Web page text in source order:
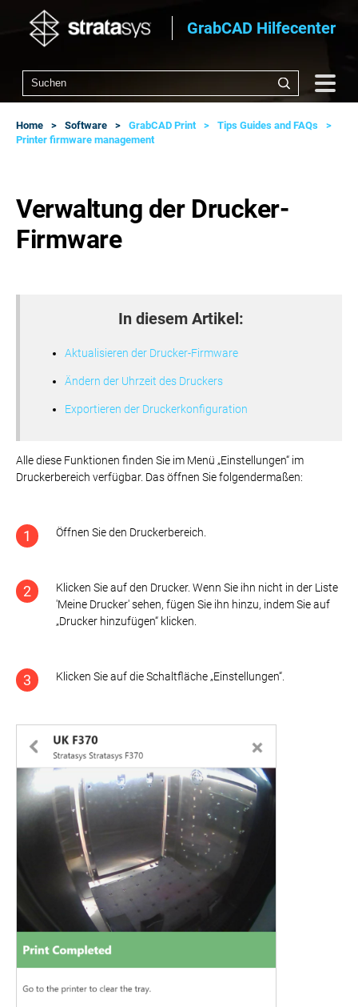
GrabCAD Hilfecenter
Home Software GrabCAD Print
Tips Guides and FAQs
Printer firmware management
Verwaltung der Drucker-
Firmware
In diesem Artikel:
Aktualisieren der Drucker-Firmware
Ändern der Uhrzeit des Druckers
Exportieren der Druckerkonfiguration
Alle diese Funktionen finden Sie im Menü „Einstellungen“ im
Druckerbereich verfügbar. Das öffnen Sie folgendermaßen:
1 Öffnen Sie den Druckerbereich.
2
Klicken Sie auf den Drucker. Wenn Sie ihn nicht in der Liste
'Meine Drucker' sehen, fügen Sie ihn hinzu, indem Sie auf
„Drucker hinzufügen“ klicken.
3 Klicken Sie auf die Schaltfläche „Einstellungen“.